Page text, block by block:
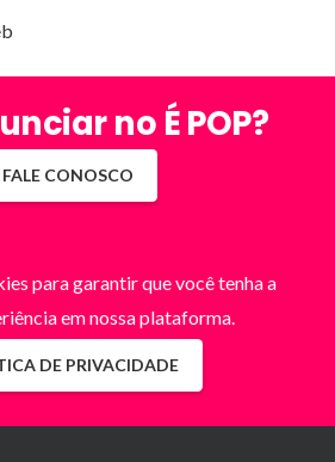
no É POP?
FALE CONOSCO
para garantir que você tenha a
em nossa plataforma.
DE PRIVACIDADE